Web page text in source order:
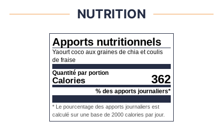
NUTRITION
Apports nutritionnels
Yaourt coco aux graines de chia et coulis
de fraise
Quantité par portion
Calories 362
% des apports journaliers*
* Le pourcentage des apports journaliers est
calculé sur une base de 2000 calories par jour.